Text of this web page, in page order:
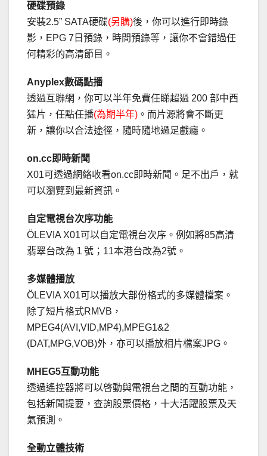
硬碟預錄
安裝2.5” SATA硬碟(另購)後，你可以進行即時錄
影，EPG 7日預錄，時間預錄等，讓你不會錯過任
何精彩的高清節目。
Anyplex數碼點播
透過互聯網，你可以半年免費任睇超過 200 部中西
猛片，任點任播(為期半年) 。而片源將會不斷更
新，讓你以合法途徑，隨時隨地過足戲癮。
on.cc即時新聞
X01可透過網絡收看on.cc即時新聞。足不出戶，就
可以瀏覽到最新資訊。
自定電視台次序功能
ÖLEVIA X01可以自定電視台次序。例如將85高清
翡翠台改為１號；11本港台改為2號。
多媒體播放
ÖLEVIA X01可以播放大部份格式的多媒體檔案。
除了短片格式RMVB，
MPEG4(AVI,VID,MP4),MPEG1&2
(DAT,MPG,VOB)外，亦可以播放相片檔案JPG。
MHEG5互動功能
透過遙控器將可以啓動與電視台之間的互動功能，
包括新聞提要，查詢股票價格，十大活躍股票及天
氣預測。
全動立體技術